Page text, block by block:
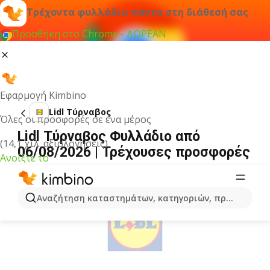
Τρέχοντα φυλλάδια πάντα στη διάθεσή σας
Προσθήκη στο Chrome - ΔΩΡΕΑΝ
Εφαρμογή Kimbino
Όλες οι προσφορές σε ένα μέρος
(14,1 χιλ. αξιολογήσεις)
Ανοίξτε το
Αναζήτηση καταστημάτων, κατηγοριών, προϊόντων...
Lidl Τύρναβος
Lidl Τύρναβος Φυλλάδιο από
06/08/2026 | Τρέχουσες προσφορές